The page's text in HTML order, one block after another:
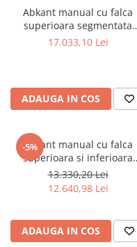
Masini de gaurit cu coloana
Masini de gaurit cu
de actionare
Masini de gaurit cu masa
Masini de gaurit cu stand
Masini de gaurit radiale
Masini de gaurit si frezat
Masini de gaurit cu freza
Centre de prelucrare
Masini de frezat cu batiu
Abkant manual cu falca
superioara segmentata
Bernardo TB 1500
17.033,10 Lei
ADAUGA IN COS
-5%
Abkant manual cu falca
superioara si inferioara
segmentate Bernardo TBS
1020
13.330,20 Lei
12.640,98 Lei
ADAUGA IN COS